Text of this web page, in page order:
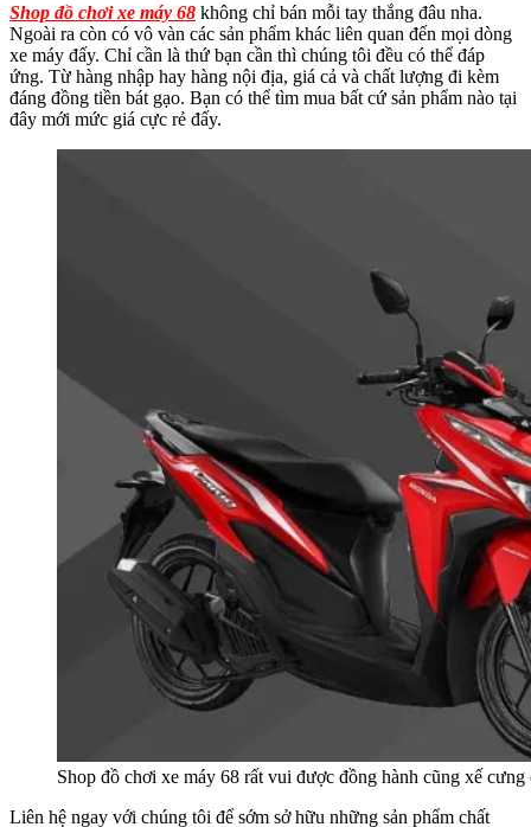
Shop đồ chơi xe máy 68 không chỉ bán mỗi tay thắng đâu nha.
Ngoài ra còn có vô vàn các sản phẩm khác liên quan đến mọi dòng
xe máy đấy. Chỉ cần là thứ bạn cần thì chúng tôi đều có thể đáp
ứng. Từ hàng nhập hay hàng nội địa, giá cả và chất lượng đi kèm
đáng đồng tiền bát gạo. Bạn có thể tìm mua bất cứ sản phẩm nào tại
đây mới mức giá cực rẻ đấy.
Shop đồ chơi xe máy 68 rất vui được đồng hành cũng xế cưng
Liên hệ ngay với chúng tôi để sớm sở hữu những sản phẩm chất